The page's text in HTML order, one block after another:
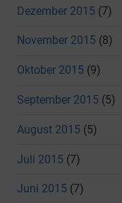
Dezember 2015 (7)
November 2015 (8)
Oktober 2015 (9)
September 2015 (5)
August 2015 (5)
Juli 2015 (7)
Juni 2015 (7)